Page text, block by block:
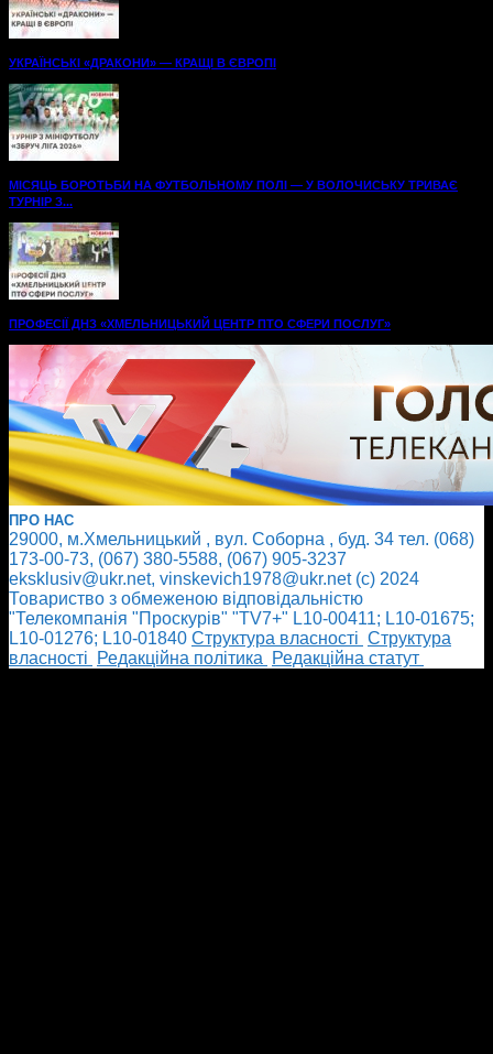
УКРАЇНСЬКІ «ДРАКОНИ» — КРАЩІ В ЄВРОПІ
МІСЯЦЬ БОРОТЬБИ НА ФУТБОЛЬНОМУ ПОЛІ — У ВОЛОЧИСЬКУ ТРИВАЄ
ТУРНІР З...
ПРОФЕСІЇ ДНЗ «ХМЕЛЬНИЦЬКИЙ ЦЕНТР ПТО СФЕРИ ПОСЛУГ»
ПРО НАС
29000, м.Хмельницький , вул. Соборна , буд. 34 тел. (068)
173-00-73, (067) 380-5588, (067) 905-3237
eksklusiv@ukr.net, vinskevich1978@ukr.net (с) 2024
Товариство з обмеженою відповідальністю
"Телекомпанія "Проскурів" "TV7+" L10-00411; L10-01675;
L10-01276; L10-01840 Cтруктура власності Cтруктура
власності
Редакційна політика Редакційна статут